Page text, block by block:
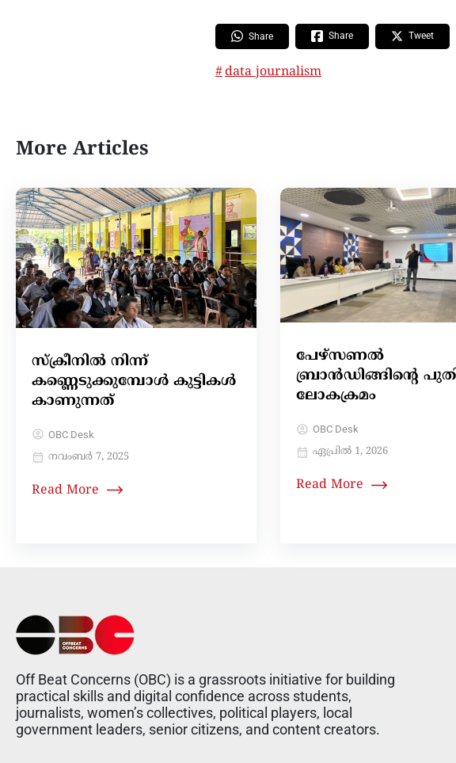
Share Share Tweet
data journalism
More Articles
സ്ക്രീനില്‍ നിന്ന്
കണ്ണെടുക്കുമ്പോള്‍ കുട്ടികള്‍
കാണുന്നത്
OBC Desk
നവംബർ 7, 2025
Read More
പേഴ്സണൽ
ബ്രാൻഡിങ്ങിന്റെ
ലോകക്രമം
OBC Desk
ഏപ്രിൽ 1, 2026
Read More
Off Beat Concerns (OBC) is a grassroots initiative for building
practical skills and digital confidence across students,
journalists, women’s collectives, political players, local
government leaders, senior citizens, and content creators.